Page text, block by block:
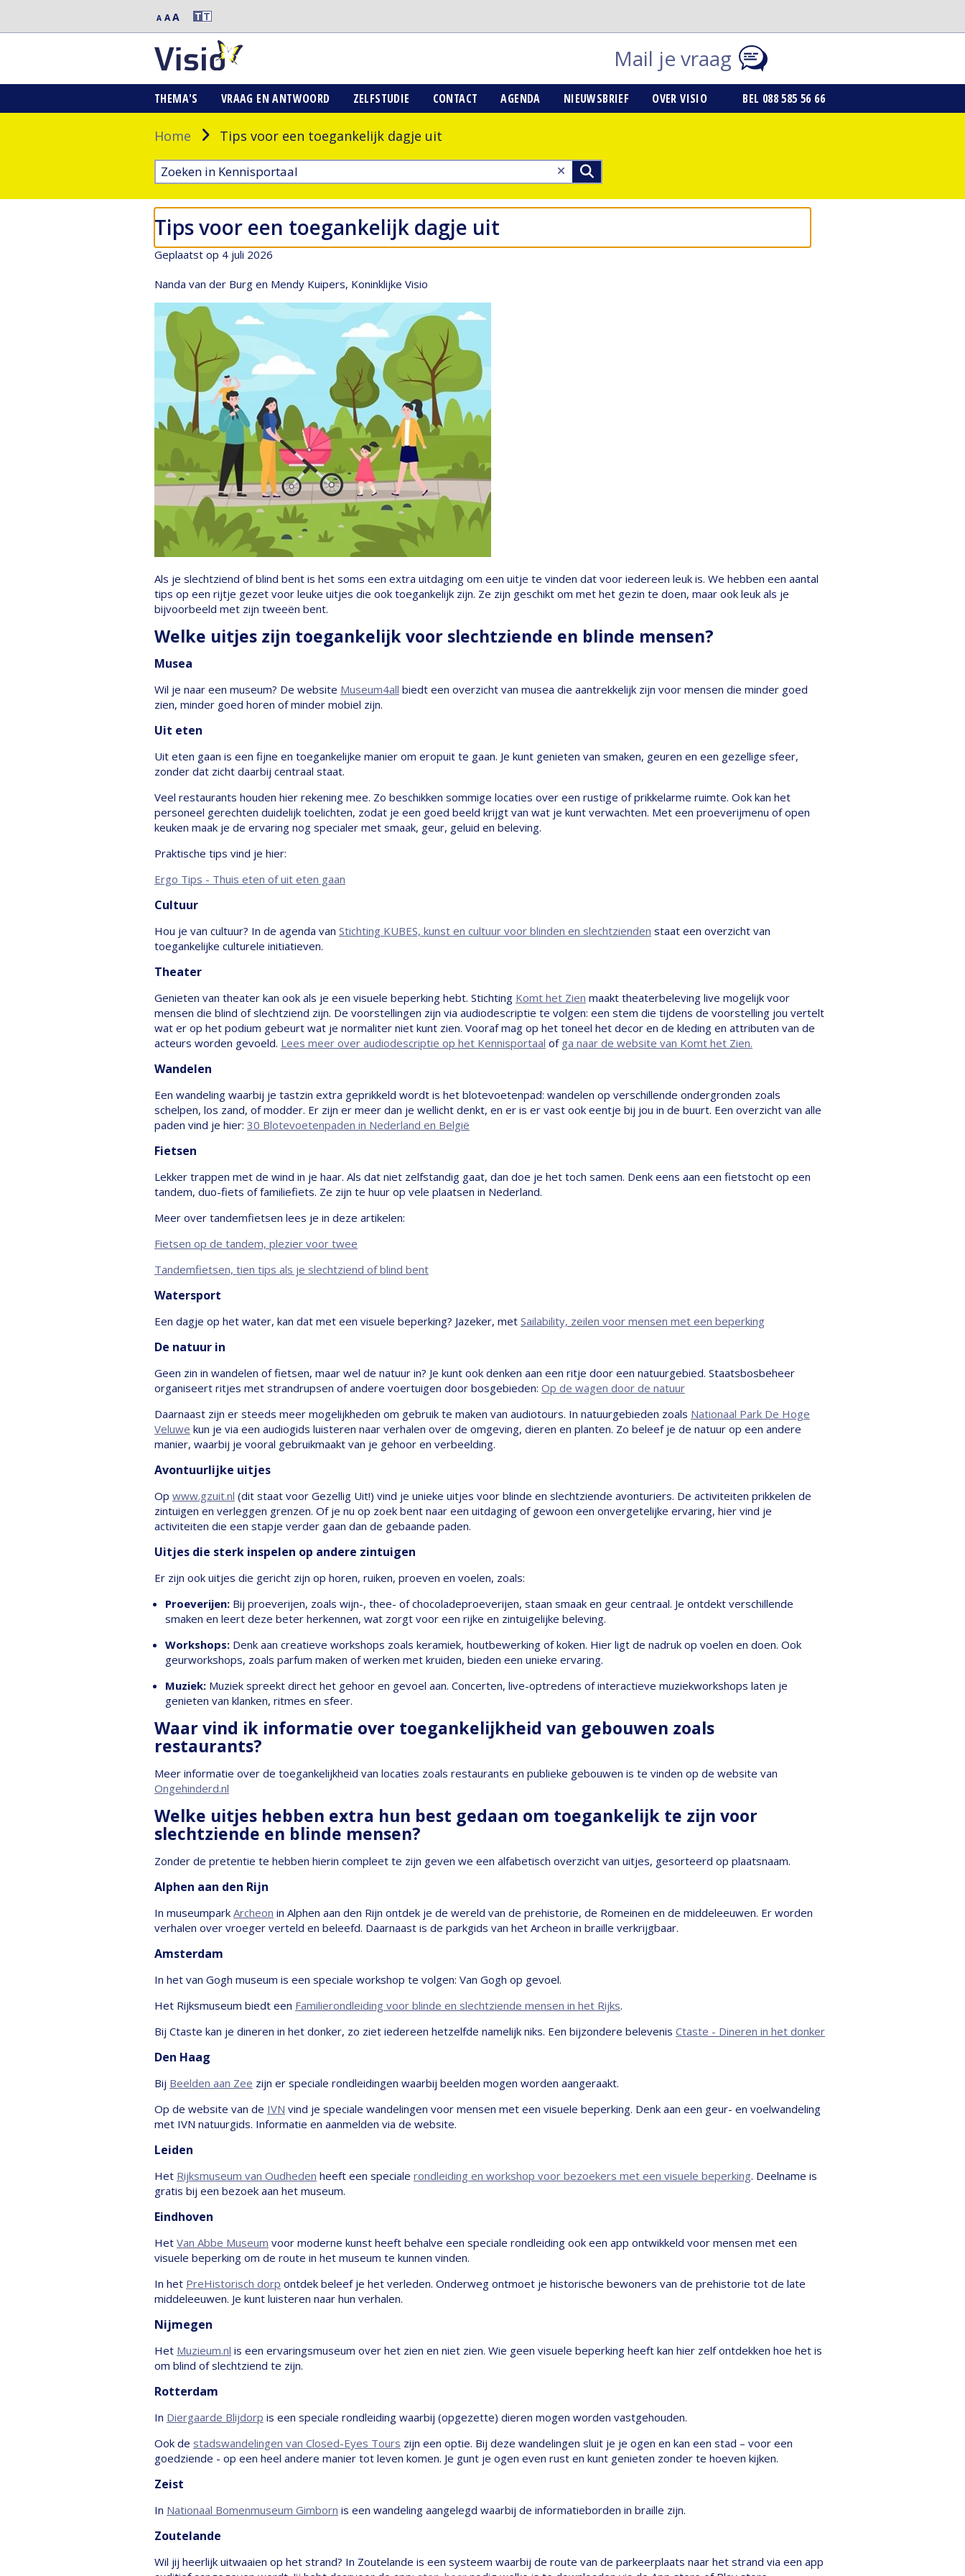
ANormale
AMiddelgrote
letters
A Extra
TT
Mail je vraag
THEMA'S VRAAG EN ANTWOORD ZELFSTUDIE CONTACT AGENDA NIEUWSBRIEF OVER VISIO BEL 088 585 56 66
Home Tips voor een toegankelijk dagje uit
Tips voor een toegankelijk dagje uit
Geplaatst op 4 juli 2026
Nanda van der Burg en Mendy Kuipers, Koninklijke Visio
Als je slechtziend of blind bent is het soms een extra uitdaging om een uitje te vinden dat voor iedereen leuk is. We hebben een aantal
tips op een rijtje gezet voor leuke uitjes die ook toegankelijk zijn. Ze zijn geschikt om met het gezin te doen, maar ook leuk als je
bijvoorbeeld met zijn tweeën bent.
Welke uitjes zijn toegankelijk voor slechtziende en blinde mensen?
Musea
Wil je naar een museum? De website Museum4all biedt een overzicht van musea die aantrekkelijk zijn voor mensen die minder goed
zien, minder goed horen of minder mobiel zijn.
Uit eten
Uit eten gaan is een fijne en toegankelijke manier om eropuit te gaan. Je kunt genieten van smaken, geuren en een gezellige sfeer,
zonder dat zicht daarbij centraal staat.
Veel restaurants houden hier rekening mee. Zo beschikken sommige locaties over een rustige of prikkelarme ruimte. Ook kan het
personeel gerechten duidelijk toelichten, zodat je een goed beeld krijgt van wat je kunt verwachten. Met een proeverijmenu of open
keuken maak je de ervaring nog specialer met smaak, geur, geluid en beleving.
Praktische tips vind je hier:
Ergo Tips - Thuis eten of uit eten gaan
Cultuur
Hou je van cultuur? In de agenda van Stichting KUBES, kunst en cultuur voor blinden en slechtzienden staat een overzicht van
toegankelijke culturele initiatieven.
Theater
Genieten van theater kan ook als je een visuele beperking hebt. Stichting Komt het Zien maakt theaterbeleving live mogelijk voor
mensen die blind of slechtziend zijn. De voorstellingen zijn via audiodescriptie te volgen: een stem die tijdens de voorstelling jou vertelt
wat er op het podium gebeurt wat je normaliter niet kunt zien. Vooraf mag op het toneel het decor en de kleding en attributen van de
acteurs worden gevoeld. Lees meer over audiodescriptie op het Kennisportaal of ga naar de website van Komt het Zien.
Wandelen
Een wandeling waarbij je tastzin extra geprikkeld wordt is het blotevoetenpad: wandelen op verschillende ondergronden zoals
schelpen, los zand, of modder. Er zijn er meer dan je wellicht denkt, en er is er vast ook eentje bij jou in de buurt. Een overzicht van alle
paden vind je hier: 30 Blotevoetenpaden in Nederland en België
Fietsen
Lekker trappen met de wind in je haar. Als dat niet zelfstandig gaat, dan doe je het toch samen. Denk eens aan een fietstocht op een
tandem, duo-fiets of familiefiets. Ze zijn te huur op vele plaatsen in Nederland.
Meer over tandemfietsen lees je in deze artikelen:
Fietsen op de tandem, plezier voor twee
Tandemfietsen, tien tips als je slechtziend of blind bent
Watersport
Een dagje op het water, kan dat met een visuele beperking? Jazeker, met Sailability, zeilen voor mensen met een beperking
De natuur in
Geen zin in wandelen of fietsen, maar wel de natuur in? Je kunt ook denken aan een ritje door een natuurgebied. Staatsbosbeheer
organiseert ritjes met strandrupsen of andere voertuigen door bosgebieden: Op de wagen door de natuur
Daarnaast zijn er steeds meer mogelijkheden om gebruik te maken van audiotours. In natuurgebieden zoals Nationaal Park De Hoge
Veluwe kun je via een audiogids luisteren naar verhalen over de omgeving, dieren en planten. Zo beleef je de natuur op een andere
manier, waarbij je vooral gebruikmaakt van je gehoor en verbeelding.
Avontuurlijke uitjes
Op www.gzuit.nl (dit staat voor Gezellig Uit!) vind je unieke uitjes voor blinde en slechtziende avonturiers. De activiteiten prikkelen de
zintuigen en verleggen grenzen. Of je nu op zoek bent naar een uitdaging of gewoon een onvergetelijke ervaring, hier vind je
activiteiten die een stapje verder gaan dan de gebaande paden.
Uitjes die sterk inspelen op andere zintuigen
Er zijn ook uitjes die gericht zijn op horen, ruiken, proeven en voelen, zoals:
Proeverijen: Bij proeverijen, zoals wijn-, thee- of chocoladeproeverijen, staan smaak en geur centraal. Je ontdekt verschillende
smaken en leert deze beter herkennen, wat zorgt voor een rijke en zintuigelijke beleving.
Workshops: Denk aan creatieve workshops zoals keramiek, houtbewerking of koken. Hier ligt de nadruk op voelen en doen. Ook
geurworkshops, zoals parfum maken of werken met kruiden, bieden een unieke ervaring.
Muziek: Muziek spreekt direct het gehoor en gevoel aan. Concerten, live-optredens of interactieve muziekworkshops laten je
genieten van klanken, ritmes en sfeer.
Waar vind ik informatie over toegankelijkheid van gebouwen zoals
restaurants?
Meer informatie over de toegankelijkheid van locaties zoals restaurants en publieke gebouwen is te vinden op de website van
Ongehinderd.nl
Welke uitjes hebben extra hun best gedaan om toegankelijk te zijn voor
slechtziende en blinde mensen?
Zonder de pretentie te hebben hierin compleet te zijn geven we een alfabetisch overzicht van uitjes, gesorteerd op plaatsnaam.
Alphen aan den Rijn
In museumpark Archeon in Alphen aan den Rijn ontdek je de wereld van de prehistorie, de Romeinen en de middeleeuwen. Er worden
verhalen over vroeger verteld en beleefd. Daarnaast is de parkgids van het Archeon in braille verkrijgbaar.
Amsterdam
In het van Gogh museum is een speciale workshop te volgen: Van Gogh op gevoel.
Het Rijksmuseum biedt een Familierondleiding voor blinde en slechtziende mensen in het Rijks.
Bij Ctaste kan je dineren in het donker, zo ziet iedereen hetzelfde namelijk niks. Een bijzondere belevenis Ctaste - Dineren in het donker
Den Haag
Bij Beelden aan Zee zijn er speciale rondleidingen waarbij beelden mogen worden aangeraakt.
Op de website van de IVN vind je speciale wandelingen voor mensen met een visuele beperking. Denk aan een geur- en voelwandeling
met IVN natuurgids. Informatie en aanmelden via de website.
Leiden
Het Rijksmuseum van Oudheden heeft een speciale rondleiding en workshop voor bezoekers met een visuele beperking. Deelname is
gratis bij een bezoek aan het museum.
Eindhoven
Het Van Abbe Museum voor moderne kunst heeft behalve een speciale rondleiding ook een app ontwikkeld voor mensen met een
visuele beperking om de route in het museum te kunnen vinden.
In het PreHistorisch dorp ontdek beleef je het verleden. Onderweg ontmoet je historische bewoners van de prehistorie tot de late
middeleeuwen. Je kunt luisteren naar hun verhalen.
Nijmegen
Het Muzieum.nl is een ervaringsmuseum over het zien en niet zien. Wie geen visuele beperking heeft kan hier zelf ontdekken hoe het is
om blind of slechtziend te zijn.
Rotterdam
In Diergaarde Blijdorp is een speciale rondleiding waarbij (opgezette) dieren mogen worden vastgehouden.
Ook de stadswandelingen van Closed-Eyes Tours zijn een optie. Bij deze wandelingen sluit je je ogen en kan een stad – voor een
goedziende - op een heel andere manier tot leven komen. Je gunt je ogen even rust en kunt genieten zonder te hoeven kijken.
Zeist
In Nationaal Bomenmuseum Gimborn is een wandeling aangelegd waarbij de informatieborden in braille zijn.
Zoutelande
Wil jij heerlijk uitwaaien op het strand? In Zoutelande is een systeem waarbij de route van de parkeerplaats naar het strand via een app